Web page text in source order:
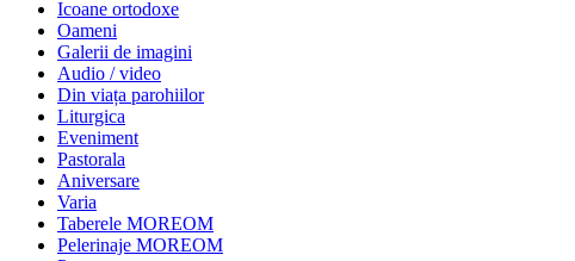
Icoane ortodoxe
Oameni
Galerii de imagini
Audio / video
Din viața parohiilor
Liturgica
Eveniment
Pastorala
Aniversare
Varia
Taberele MOREOM
Pelerinaje MOREOM